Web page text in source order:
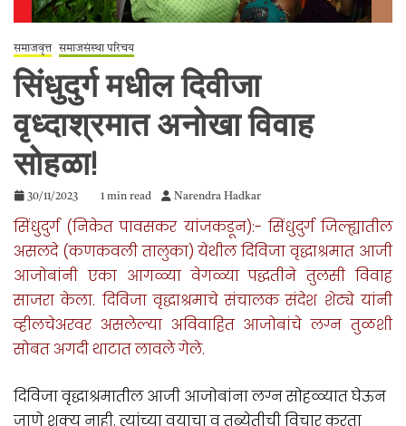
समाजवृत्त समाजसंस्था परिचय
सिंधुदुर्ग मधील दिवीजा
वृध्दाश्रमात अनोखा विवाह
सोहळा!
30/11/2023 1 min read Narendra Hadkar
सिंधुदुर्ग (निकेत पावसकर यांजकडून):- सिंधुदुर्ग जिल्ह्यातील
असलदे (कणकवली तालुका) येथील दिविजा वृद्धाश्रमात आजी
आजोबांनी एका आगळ्या वेगळ्या पद्धतीने तुलसी विवाह
साजरा केला. दिविजा वृद्धाश्रमाचे संचालक संदेश शेट्ये यांनी
व्हीलचेअरवर असलेल्या अविवाहित आजोबांचे लग्न तुळशी
सोबत अगदी थाटात लावले गेले.
दिविजा वृद्धाश्रमातील आजी आजोबांना लग्न सोहळ्यात घेऊन
जाणे शक्य नाही. त्यांच्या वयाचा व तब्येतीची विचार करता